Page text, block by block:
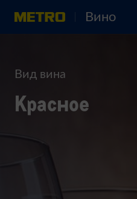
Вино
Вид вина
Красное